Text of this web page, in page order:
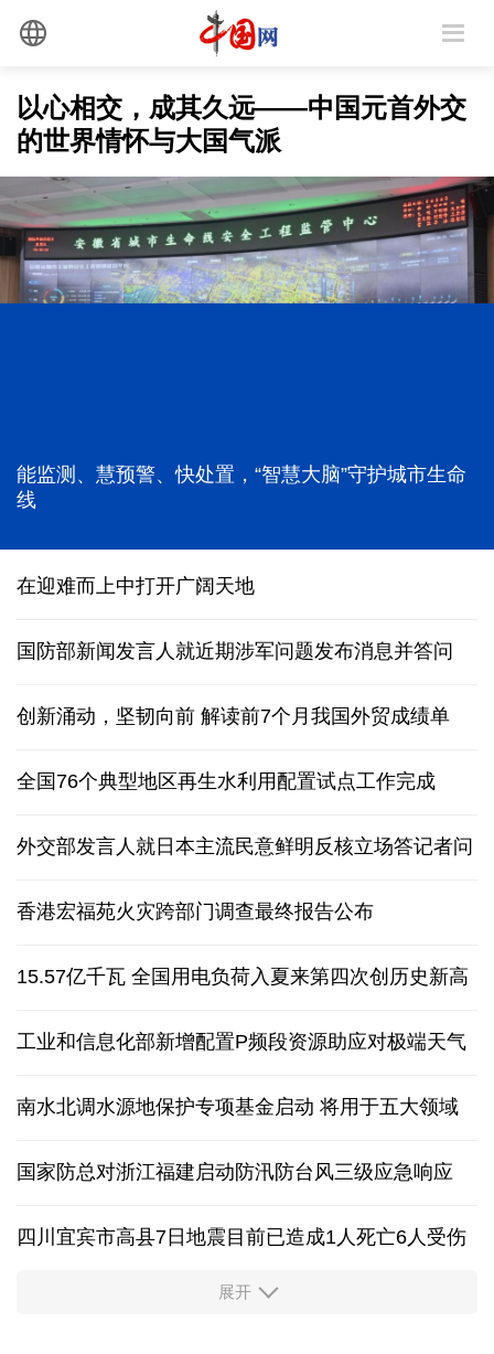
以心相交，成其久远——中国元首外交
的世界情怀与大国气派
能监测、慧预警、快处置，“智慧大脑”守护城市生命
线
在迎难而上中打开广阔天地
国防部新闻发言人就近期涉军问题发布消息并答问
创新涌动，坚韧向前 解读前7个月我国外贸成绩单
全国76个典型地区再生水利用配置试点工作完成
外交部发言人就日本主流民意鲜明反核立场答记者问
香港宏福苑火灾跨部门调查最终报告公布
15.57亿千瓦 全国用电负荷入夏来第四次创历史新高
工业和信息化部新增配置P频段资源助应对极端天气
南水北调水源地保护专项基金启动 将用于五大领域
国家防总对浙江福建启动防汛防台风三级应急响应
四川宜宾市高县7日地震目前已造成1人死亡6人受伤
四个关键词解读中国经济韧性
展开